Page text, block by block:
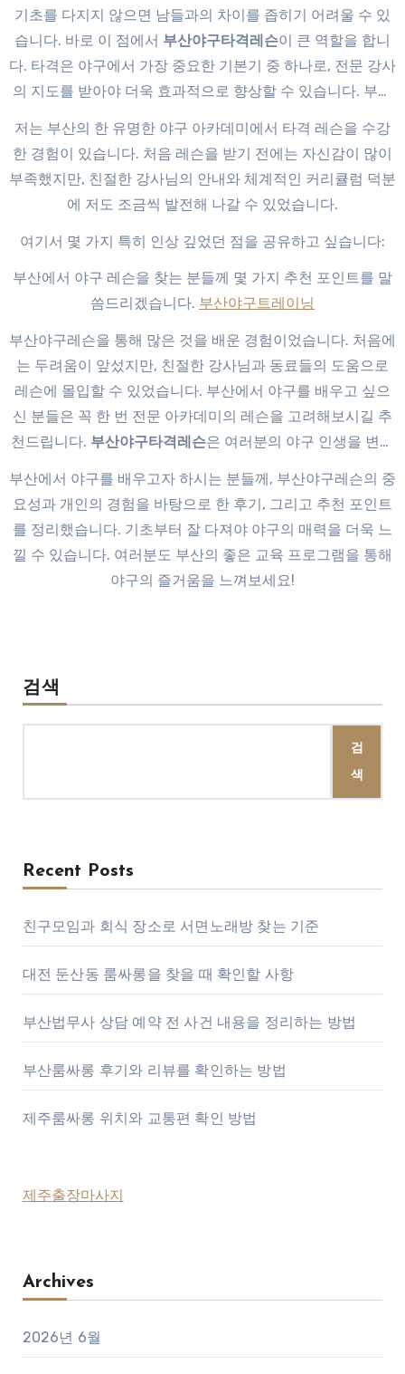
기초를 다지지 않으면 남들과의 차이를 좁히기 어려울 수 있
습니다. 바로 이 점에서 부산야구타격레슨이 큰 역할을 합니
다. 타격은 야구에서 가장 중요한 기본기 중 하나로, 전문 강사
의 지도를 받아야 더욱 효과적으로 향상할 수 있습니다. 부산
되어 있어 선택의 폭도 넓습니다.
저는 부산의 한 유명한 야구 아카데미에서 타격 레슨을 수강
한 경험이 있습니다. 처음 레슨을 받기 전에는 자신감이 많이
부족했지만, 친절한 강사님의 안내와 체계적인 커리큘럼 덕분
에 저도 조금씩 발전해 나갈 수 있었습니다.
여기서 몇 가지 특히 인상 깊었던 점을 공유하고 싶습니다:
부산에서 야구 레슨을 찾는 분들께 몇 가지 추천 포인트를 말
씀드리겠습니다. 부산야구트레이닝
부산야구레슨을 통해 많은 것을 배운 경험이었습니다. 처음에
는 두려움이 앞섰지만, 친절한 강사님과 동료들의 도움으로
레슨에 몰입할 수 있었습니다. 부산에서 야구를 배우고 싶으
신 분들은 꼭 한 번 전문 아카데미의 레슨을 고려해보시길 추
천드립니다. 부산야구타격레슨은 여러분의 야구 인생을 변화
부산에서 야구를 배우고자 하시는 분들께, 부산야구레슨의 중
요성과 개인의 경험을 바탕으로 한 후기, 그리고 추천 포인트
를 정리했습니다. 기초부터 잘 다져야 야구의 매력을 더욱 느
낄 수 있습니다. 여러분도 부산의 좋은 교육 프로그램을 통해
야구의 즐거움을 느껴보세요!
검색
검
색
Recent Posts
친구모임과 회식 장소로 서면노래방 찾는 기준
대전 둔산동 룸싸롱을 찾을 때 확인할 사항
부산법무사 상담 예약 전 사건 내용을 정리하는 방법
부산룸싸롱 후기와 리뷰를 확인하는 방법
제주룸싸롱 위치와 교통편 확인 방법
제주출장마사지
Archives
2026년 6월